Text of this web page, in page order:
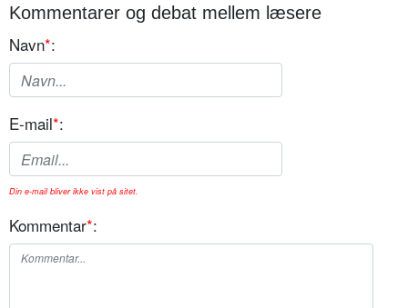
Kommentarer og debat mellem læsere
Navn*:
E-mail*:
Din e-mail bliver ikke vist på sitet.
Kommentar*: